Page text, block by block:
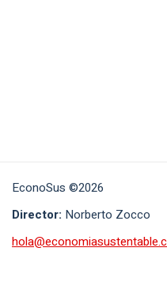
EconoSus ©2026
Director: Norberto Zocco